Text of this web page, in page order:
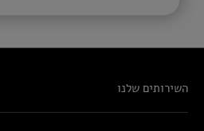
השירותים שלנו
חטיבת הביקורת